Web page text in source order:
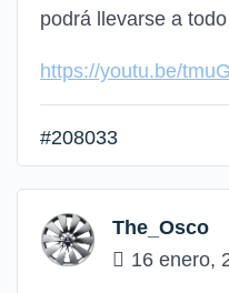
podrá llevarse a
https://youtu.be/
#208033
The_Osco
16 enero,